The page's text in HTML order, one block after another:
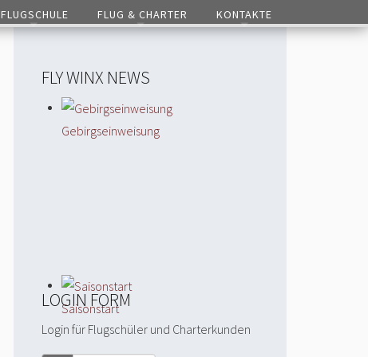
FLUGSCHULE FLUG & CHARTER KONTAKTE
FLY WINX NEWS
Gebirgseinweisung
Saisonstart
LOGIN FORM
Login für Flugschüler und Charterkunden